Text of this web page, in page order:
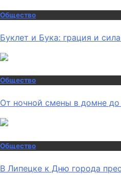
Общество
Буклет и Бука: грация и
Общество
От ночной смены в домне до
Общество
В Липецке к Дню города